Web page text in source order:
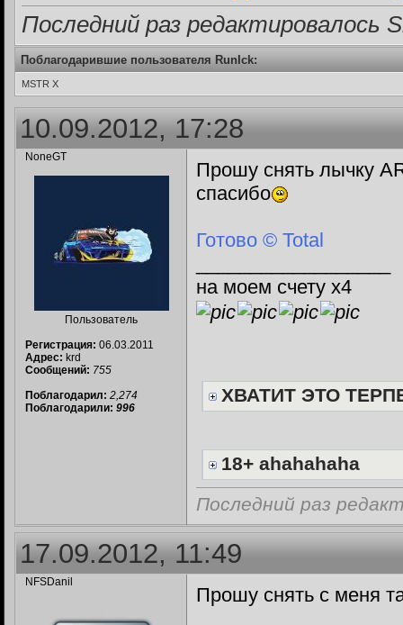
Последний раз редактировалось
Поблагодарившие пользователя RunIck:
MSTR X
10.09.2012, 17:28
NoneGT
Пользователь
Регистрация: 06.03.2011
Адрес: krd
Сообщений: 755
Поблагодарил: 2,274
Поблагодарили: 996
Прошу снять лычку
спасибо
Готово © Total
на моем счету х4
ХВАТИТ ЭТО
18+ ahahahaha
Последний раз
17.09.2012, 11:49
NFSDanil
Прошу снять с меня